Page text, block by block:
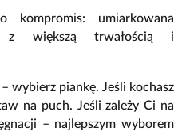
umiarkowana
z większą trwałością i
wybierz piankę. Jeśli kochasz
na puch. Jeśli zależy Ci na
– najlepszym wyborem